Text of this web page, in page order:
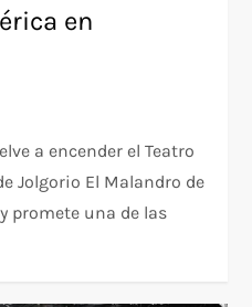
en
a encender el Teatro
Jolgorio El Malandro de
promete una de las